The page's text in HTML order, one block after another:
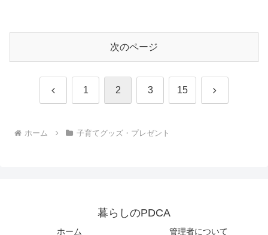
次のページ
前 1 2 3 15 次
ホーム 子育てグッズ・プレゼント
暮らしのPDCA
ホーム 管理者について